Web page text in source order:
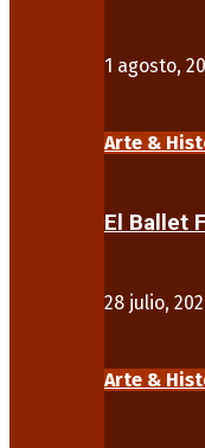
1 agosto,
Arte &
El Ballet
28 julio,
Arte &